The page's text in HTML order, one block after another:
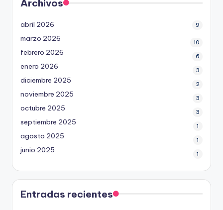
Archivos
abril 2026 9
marzo 2026 10
febrero 2026 6
enero 2026 3
diciembre 2025 2
noviembre 2025 3
octubre 2025 3
septiembre 2025 1
agosto 2025 1
junio 2025 1
Entradas recientes